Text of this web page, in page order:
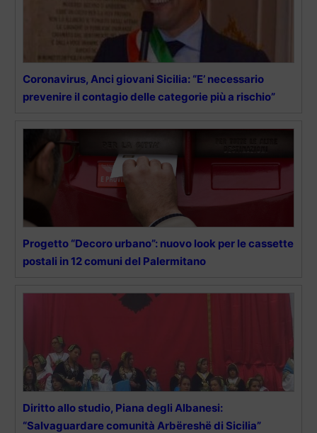
Coronavirus, Anci giovani Sicilia: “E’ necessario
prevenire il contagio delle categorie più a rischio”
Progetto “Decoro urbano”: nuovo look per le cassette
postali in 12 comuni del Palermitano
Diritto allo studio, Piana degli Albanesi:
“Salvaguardare comunità Arbëreshë di Sicilia”